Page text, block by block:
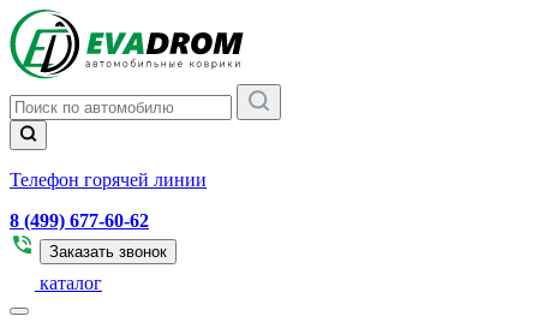
Телефон горячей линии
8 (499) 677-60-62
Заказать звонок
каталог